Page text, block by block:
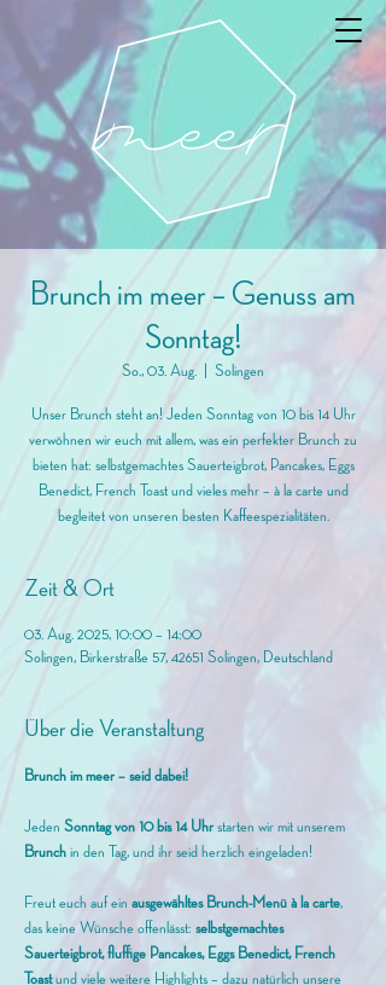
Brunch im meer – Genuss am
Sonntag!
So., 03. Aug. Solingen
Unser Brunch steht an! Jeden Sonntag von 10 bis 14 Uhr
verwöhnen wir euch mit allem, was ein perfekter Brunch zu
bieten hat: selbstgemachtes Sauerteigbrot, Pancakes, Eggs
Benedict, French Toast und vieles mehr – à la carte und
begleitet von unseren besten Kaffeespezialitäten.
Zeit & Ort
03. Aug. 2025, 10:00 – 14:00
Solingen, Birkerstraße 57, 42651 Solingen, Deutschland
Über die Veranstaltung
Brunch im meer – seid dabei!
Jeden Sonntag von 10 bis 14 Uhr starten wir mit unserem
Brunch in den Tag, und ihr seid herzlich eingeladen!
Freut euch auf ein ausgewähltes Brunch-Menü à la carte,
das keine Wünsche offenlässt: selbstgemachtes
Sauerteigbrot, fluffige Pancakes, Eggs Benedict, French
Toast und viele weitere Highlights – dazu natürlich unsere